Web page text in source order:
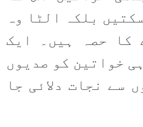
بلکہ الٹا وہ
کا حصہ ہیں۔ ایک
خواتین کو صدیوں
سے نجات دلائی جا